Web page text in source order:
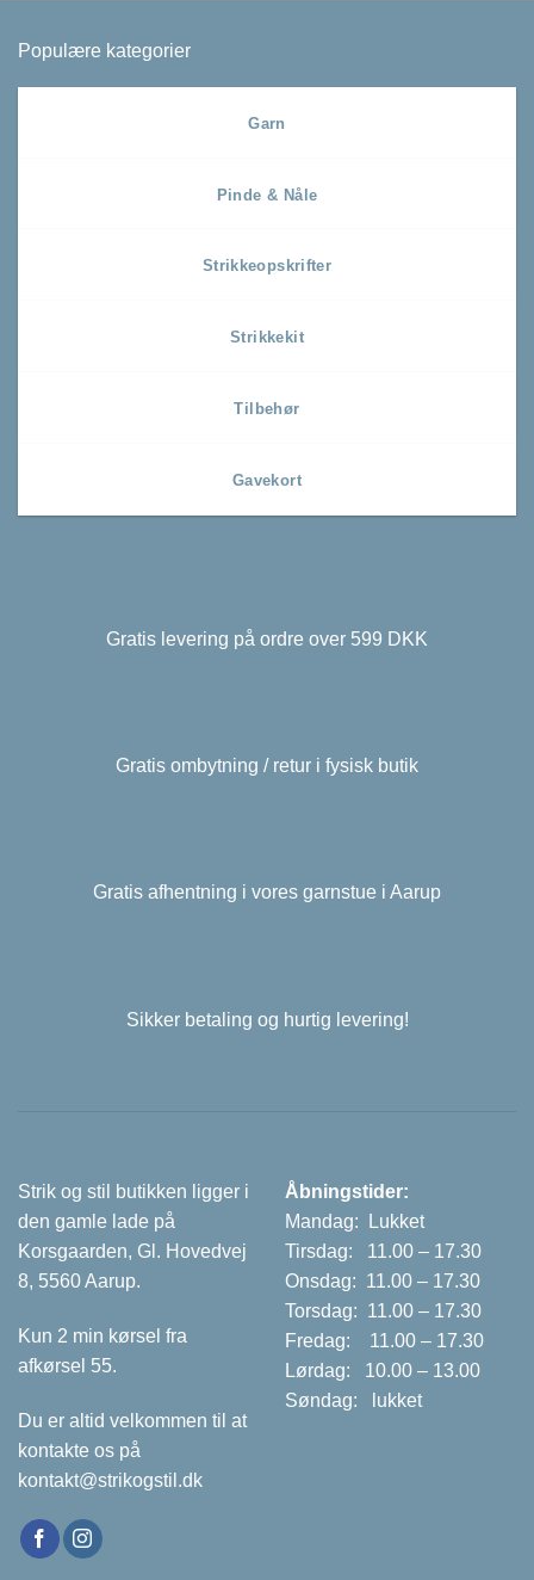
Populære kategorier
Garn
Pinde & Nåle
Strikkeopskrifter
Strikkekit
Tilbehør
Gavekort
Gratis levering på ordre over 599 DKK
Gratis ombytning / retur i fysisk butik
Gratis afhentning i vores garnstue i Aarup
Sikker betaling og hurtig levering!
Strik og stil butikken ligger i
den gamle lade på
Korsgaarden, Gl. Hovedvej
8, 5560 Aarup.
Kun 2 min kørsel fra
afkørsel 55.
Du er altid velkommen til at
kontakte os på
kontakt@strikogstil.dk
Åbningstider:
Mandag: Lukket
Tirsdag: 11.00 – 17.30
Onsdag: 11.00 – 17.30
Torsdag: 11.00 – 17.30
Fredag: 11.00 – 17.30
Lørdag: 10.00 – 13.00
Søndag: lukket